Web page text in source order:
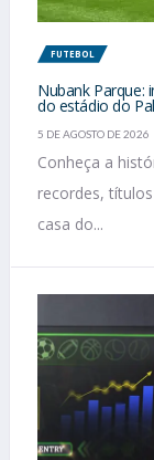
FUTEBOL
Nubank Parque:
do estádio do
5 DE AGOSTO DE 2026
Conheça a
recordes,
casa do...